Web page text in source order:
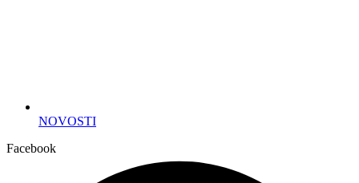
NOVOSTI
Facebook